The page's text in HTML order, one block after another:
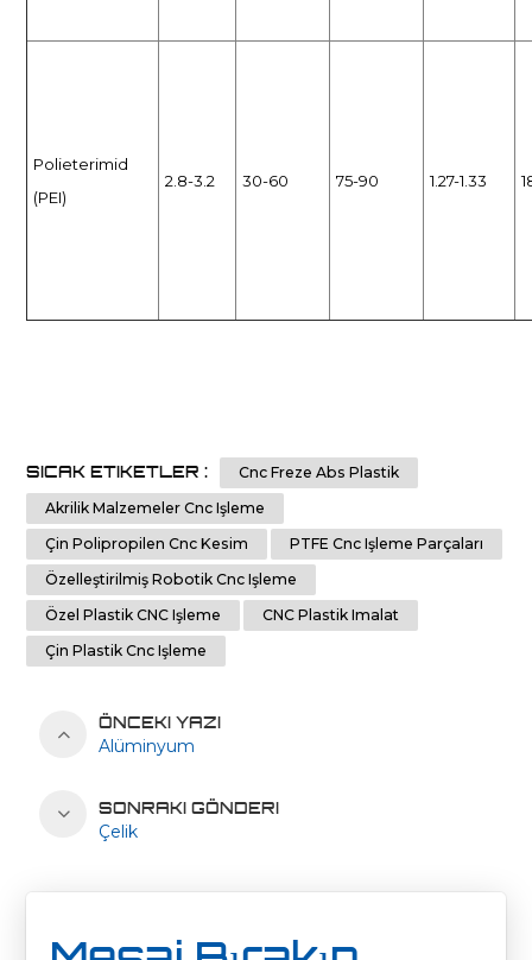
Polieterimid
(PEI)
2.8-3.2 30-60 75-90 1.27-1.33
SICAK ETIKETLER :
Cnc Freze Abs Plastik
Akrilik Malzemeler Cnc Işleme
Çin Polipropilen Cnc Kesim
PTFE Cnc Işleme Parçaları
Özelleştirilmiş Robotik Cnc Işleme
Özel Plastik CNC Işleme
CNC Plastik Imalat
Çin Plastik Cnc Işleme
ÖNCEKI YAZI
Alüminyum
SONRAKI GÖNDERI
Çelik